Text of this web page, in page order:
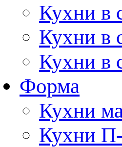
Кухни в
Кухни в
Кухни в
Форма
Кухни
Кухни